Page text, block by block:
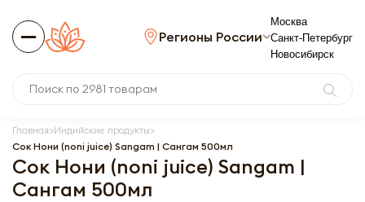
Регионы России
Москва
Санкт-Петербург
Новосибирск
Главная Индийские продукты
Сок Нони (noni juice) Sangam | Сангам 500мл
Сок Нони (noni juice) Sangam |
Сангам 500мл